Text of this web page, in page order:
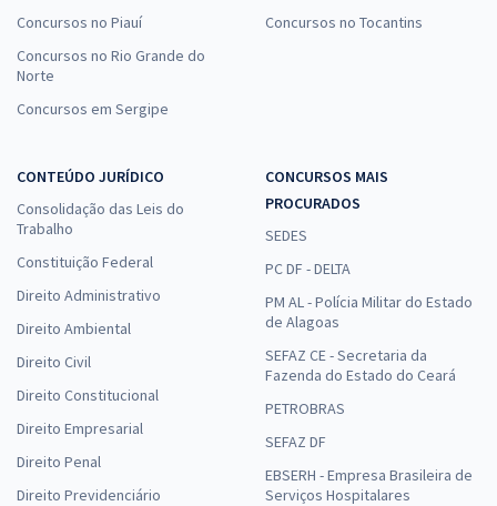
Concursos no Piauí
Concursos no Rio Grande do
Norte
Concursos em Sergipe
Concursos no Tocantins
CONTEÚDO JURÍDICO
Consolidação das Leis do
Trabalho
Constituição Federal
Direito Administrativo
Direito Ambiental
Direito Civil
Direito Constitucional
Direito Empresarial
Direito Penal
Direito Previdenciário
CONCURSOS MAIS
PROCURADOS
SEDES
PC DF - DELTA
PM AL - Polícia Militar do Estado
de Alagoas
SEFAZ CE - Secretaria da
Fazenda do Estado do Ceará
PETROBRAS
SEFAZ DF
EBSERH - Empresa Brasileira de
Serviços Hospitalares